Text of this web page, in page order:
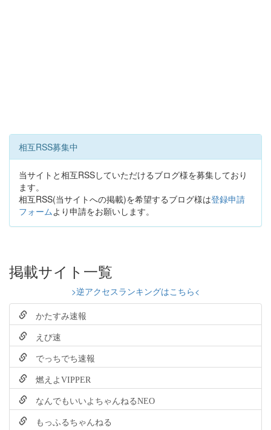
相互RSS募集中
当サイトと相互RSSしていただけるブログ様を募集しており
ます。
相互RSS(当サイトへの掲載)を希望するブログ様は登録申請
フォームより申請をお願いします。
掲載サイト一覧
>逆アクセスランキングはこちら<
かたすみ速報
えび速
でっちでち速報
燃えよVIPPER
なんでもいいよちゃんねるNEO
もっふるちゃんねる